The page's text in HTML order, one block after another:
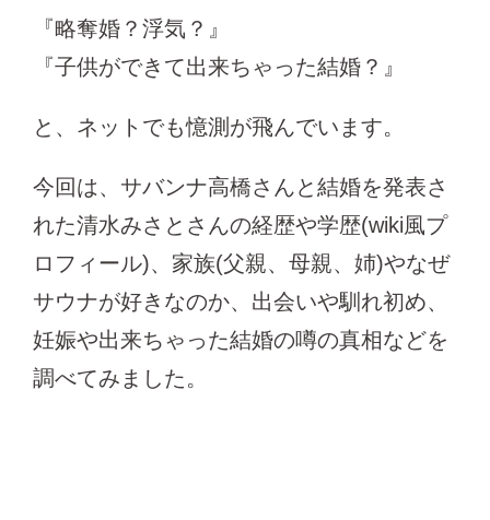
『略奪婚？浮気？』
『子供ができて出来ちゃった結婚？』
と、ネットでも憶測が飛んでいます。
今回は、サバンナ高橋さんと結婚を発表さ
れた清水みさとさんの経歴や学歴(wiki風プ
ロフィール)、家族(父親、母親、姉)やなぜ
サウナが好きなのか、出会いや馴れ初め、
妊娠や出来ちゃった結婚の噂の真相などを
調べてみました。